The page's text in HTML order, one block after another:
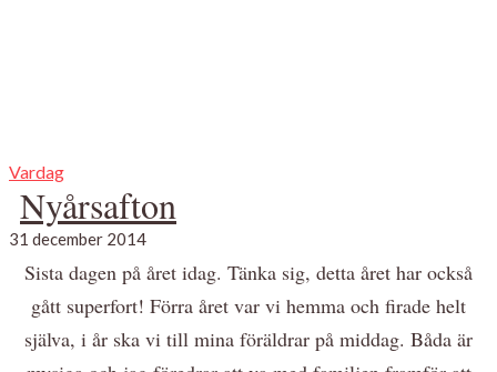
Vardag
Nyårsafton
31 december 2014
Sista dagen på året idag. Tänka sig, detta året har också
gått superfort! Förra året var vi hemma och firade helt
själva, i år ska vi till mina föräldrar på middag. Båda är